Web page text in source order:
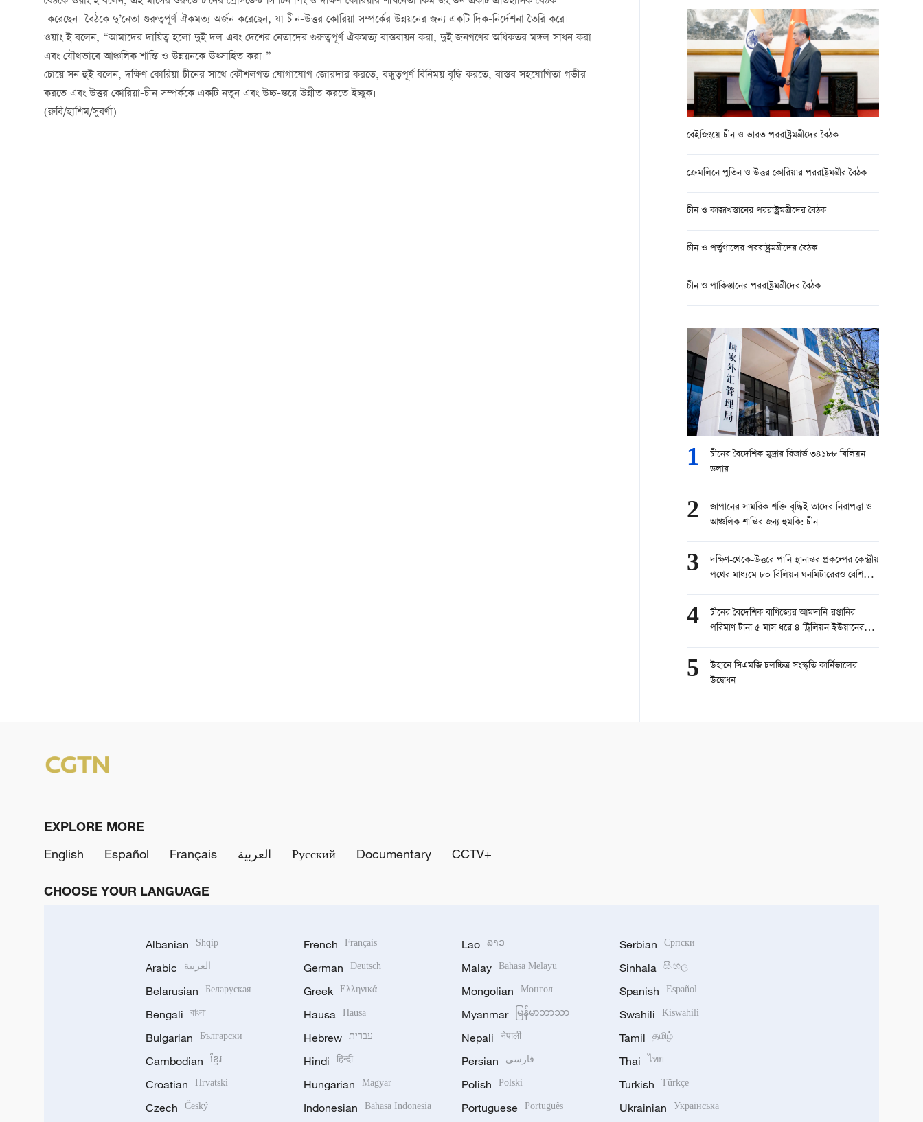
করেছেন। বৈঠকে দু’নেতা গুরুত্বপূর্ণ ঐকমত্য অর্জন করেছেন, যা চীন-উত্তর কোরিয়া সম্পর্কের উন্নয়নের জন্য একটি দিক-নির্দেশনা তৈরি করে।
ওয়াং ই বলেন, “আমাদের দায়িত্ব হলো দুই দল এবং দেশের নেতাদের গুরুত্বপূর্ণ ঐকমত্য বাস্তবায়ন করা, দুই জনগণের অধিকতর মঙ্গল সাধন করা
এবং যৌথভাবে আঞ্চলিক শান্তি ও উন্নয়নকে উত্সাহিত করা।”
চোয়ে সন হুই বলেন, দক্ষিণ কোরিয়া চীনের সাথে কৌশলগত যোগাযোগ জোরদার করতে, বন্ধুত্বপূর্ণ বিনিময় বৃদ্ধি করতে, বাস্তব সহযোগিতা গভীর
করতে এবং উত্তর কোরিয়া-চীন সম্পর্ককে একটি নতুন এবং উচ্চ-স্তরে উন্নীত করতে ইচ্ছুক।
(রুবি/হাশিম/সুবর্ণা)
বেইজিংয়ে চীন ও ভারত পররাষ্ট্রমন্ত্রীদের বৈঠক
ক্রেমলিনে পুতিন ও উত্তর কোরিয়ার পররাষ্ট্রমন্ত্রীর বৈঠক
চীন ও কাজাখস্তানের পররাষ্ট্রমন্ত্রীদের বৈঠক
চীন ও পর্তুগালের পররাষ্ট্রমন্ত্রীদের বৈঠক
চীন ও পাকিস্তানের পররাষ্ট্রমন্ত্রীদের বৈঠক
1
চীনের বৈদেশিক মুদ্রার রিজার্ভ ৩৪১৮৮ বিলিয়ন
ডলার
2
জাপানের সামরিক শক্তি বৃদ্ধিই তাদের নিরাপত্তা ও
আঞ্চলিক শান্তির জন্য হুমকি: চীন
3
দক্ষিণ-থেকে-উত্তরে পানি স্থানান্তর প্রকল্পের কেন্দ্রীয়
পথের মাধ্যমে ৮০ বিলিয়ন ঘনমিটারেরও বেশি
4
চীনের বৈদেশিক বাণিজ্যের আমদানি-রপ্তানির
পরিমাণ টানা ৫ মাস ধরে ৪ ট্রিলিয়ন ইউয়ানের
5
উহানে সিএমজি চলচ্চিত্র সংস্কৃতি কার্নিভালের
উদ্বোধন
EXPLORE MORE
English
Español Français العربية Русский Documentary CCTV+
CHOOSE YOUR LANGUAGE
Albanian Shqip
Arabic العربية
Belarusian Беларуская
Bengali বাংলা
Bulgarian Български
Cambodian ខ្មែរ
Croatian Hrvatski
Czech Český
French Français
German Deutsch
Greek Ελληνικά
Hausa Hausa
Hebrew עברית
Hindi हिन्दी
Hungarian Magyar
Indonesian Bahasa Indonesia
Lao ລາວ
Malay Bahasa Melayu
Mongolian Монгол
Myanmar မြန်မာဘာသာ
Nepali नेपाली
Persian فارسی
Polish Polski
Portuguese Português
Serbian Српски
Sinhala සිංහල
Spanish Español
Swahili Kiswahili
Tamil தமிழ்
Thai ไทย
Turkish Türkçe
Ukrainian Українська